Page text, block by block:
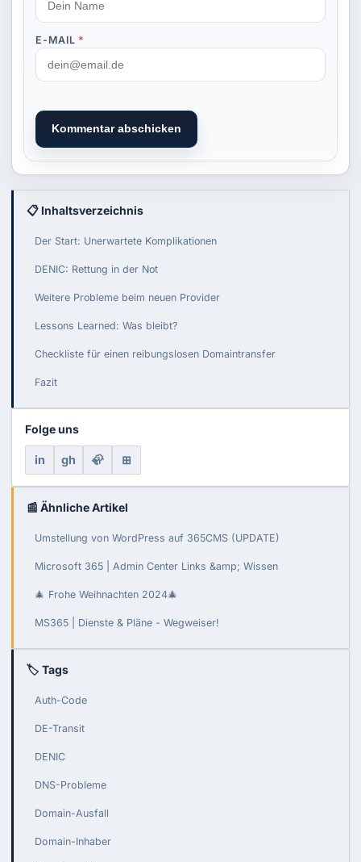
E-MAIL *
Kommentar abschicken
📋 Inhaltsverzeichnis
Der Start: Unerwartete Komplikationen
DENIC: Rettung in der Not
Weitere Probleme beim neuen Provider
Lessons Learned: Was bleibt?
Checkliste für einen reibungslosen Domaintransfer
Fazit
Folge uns
in gh 🦣 ⊞
📰 Ähnliche Artikel
Umstellung von WordPress auf 365CMS (UPDATE)
Microsoft 365 | Admin Center Links &amp; Wissen
🎄 Frohe Weihnachten 2024🎄
MS365 | Dienste & Pläne - Wegweiser!
🏷 Tags
Auth-Code
DE-Transit
DENIC
DNS-Probleme
Domain-Ausfall
Domain-Inhaber